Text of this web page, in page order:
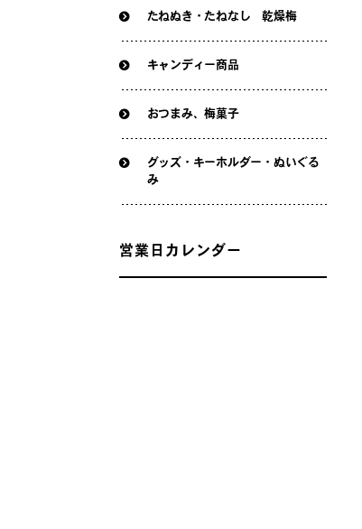
たねぬき・たねなし 乾燥梅
キャンディー商品
おつまみ、梅菓子
グッズ・キーホルダー・ぬいぐる
み
営業日カレンダー